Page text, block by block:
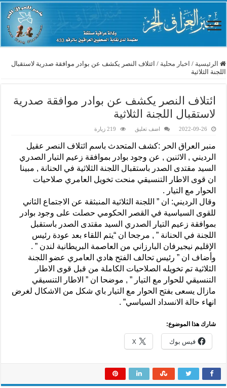
الرئيسية / اخبار محلية / ائتلاف النصر يكشف عن بوادر موافقة صدرية لاستقبال
اللجنة الثلاثية
ائتلاف النصر يكشف عن بوادر موافقة صدرية
لاستقبال اللجنة الثلاثية
2022-09-26 اضف تعليق 219 زيارة
منبر العراق الحر :كشف المتحدث باسم ائتلاف النصر عقيل
الرديني , الاثنين , عن وجود بوادر بموافقة زعيم التيار الصدري
السيد مقتدى الصدر باستقبال اللجنة الثلاثية في الحنانة , مبينا
ان قوى الاطار التنسيقي منحت تخويل العامري صلاحيات
الحوار مع التيار .
وقال الرديني: ان ” اللجنة الثلاثية المنبثقة عن الاجتماع الثاني
للقوى السياسية في القصر الحكومي حصلت على وجود بوادر
بموافقة زعيم التيار الصدري السيد مقتدى الصدر باستقبل
اللجنة في الحنانة ” , مرجحا ان “يتم اللقاء بعد عودة رئيس
الإقليم نيجيرفان البارزاني من العاصمة البريطانية لندن ” .
وأضاف ان ” رئيس تحالف الفتح هادي العامري عضو اللجنة
الثلاثية تم تخويله الصلاحيات الكاملة من قبل قوى الاطار
التنسيقي للحوار مع التيار ” , موضحا ان ” الاطار التنسيقي
مازال يسعى بفتح الحوار مع التيار باي شكل من الاشكال لغرض
انهاء حالة الانسداد السياسي” .
شارك هذا الموضوع:
فيس بوك X